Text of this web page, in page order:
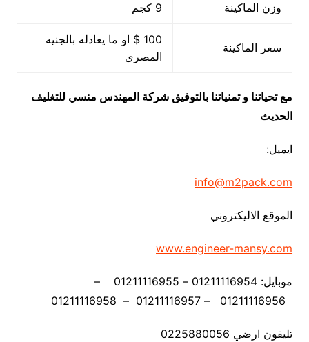
وزن الماكينة 9 كجم
سعر الماكينة
100 $ او ما يعادله بالجنيه
المصرى
مع تحياتنا و تمنياتنا بالتوفيق شركة المهندس منسي للتغليف
الحديث
ايميل:
info@m2pack.com
الموقع الاليكتروني
www.engineer-mansy.com
موبايل: 01211116954 – 01211116955 –
تليفون ارضي 0225880056